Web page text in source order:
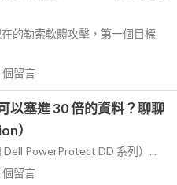
的勒索軟體攻擊，第一個目標
個留言
以塞進 30 倍的資料？聊聊
）
PowerProtect DD 系列）...
個留言